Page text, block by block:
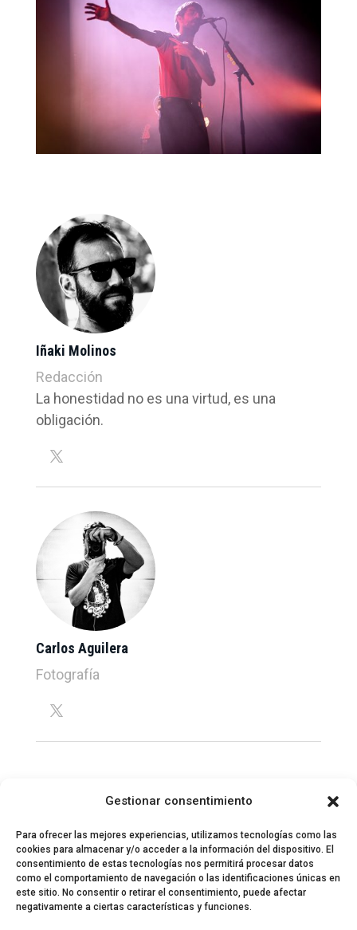
Gestionar consentimiento
Para ofrecer las mejores experiencias, utilizamos tecnologías como las
cookies para almacenar y/o acceder a la información del dispositivo. El
consentimiento de estas tecnologías nos permitirá procesar datos
como el comportamiento de navegación o las identificaciones únicas en
este sitio. No consentir o retirar el consentimiento, puede afectar
negativamente a ciertas características y funciones.
Iñaki Molinos
Redacción
La honestidad no es una virtud, es una
obligación.
Carlos Aguilera
Fotografía